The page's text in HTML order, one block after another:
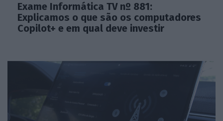
Exame Informática TV nº 881:
Explicamos o que são os computadores
Copilot+ e em qual deve investir